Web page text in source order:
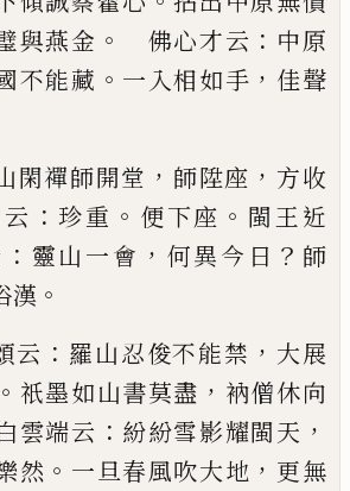
與燕金 。 佛心才云 ： 中原
不能藏 。 一入相如手 ， 佳聲
閑禪師開堂 ， 師陞座 ， 方收
云 ： 珍重 。 便下座 。 閩王近
： 靈山一會 ， 何異今日 ？ 師
漢 。
云 ： 羅山忍俊不能禁 ， 大展
。 祇墨如山書莫盡 ， 衲僧休向
雲端云 ： 紛紛雪影耀閩天 ，
然 。 一旦春風吹大地 ， 更無